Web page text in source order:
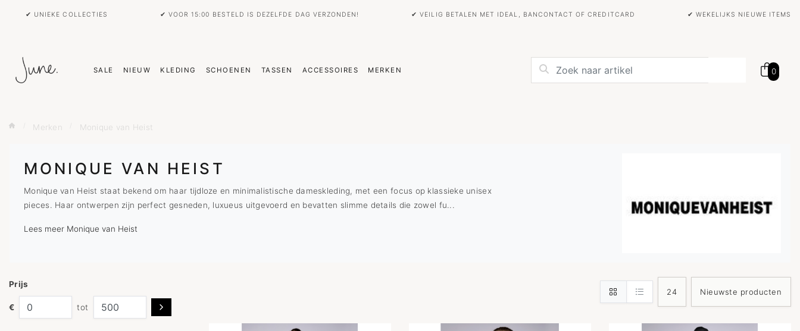
✔ UNIEKE COLLECTIES ✔ VOOR 15:00 BESTELD IS DEZELFDE DAG VERZONDEN! ✔ VEILIG BETALEN MET IDEAL, BANCONTACT OF CREDITCARD ✔ WEKELIJKS NIEUWE ITEMS
SALE NIEUW KLEDING SCHOENEN TASSEN ACCESSOIRES MERKEN 0
Merken Monique van Heist
MONIQUE VAN HEIST
Monique van Heist staat bekend om haar tijdloze en minimalistische dameskleding, met een focus op klassieke unisex
pieces. Haar ontwerpen zijn perfect gesneden, luxueus uitgevoerd en bevatten slimme details die zowel fu...
Lees meer Monique van Heist
Prijs
€ tot